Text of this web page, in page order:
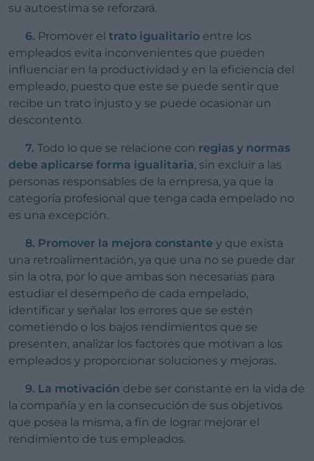
su autoestima se reforzará.
6. Promover el trato igualitario entre los
empleados evita inconvenientes que pueden
influenciar en la productividad y en la eficiencia del
empleado, puesto que este se puede sentir que
recibe un trato injusto y se puede ocasionar un
descontento.
7. Todo lo que se relacione con reglas y normas
debe aplicarse forma igualitaria, sin excluir a las
personas responsables de la empresa, ya que la
categoría profesional que tenga cada empelado no
es una excepción.
8. Promover la mejora constante y que exista
una retroalimentación, ya que una no se puede dar
sin la otra, por lo que ambas son necesarias para
estudiar el desempeño de cada empelado,
identificar y señalar los errores que se estén
cometiendo o los bajos rendimientos que se
presenten, analizar los factores que motivan a los
empleados y proporcionar soluciones y mejoras.
9. La motivación debe ser constante en la vida de
la compañía y en la consecución de sus objetivos
que posea la misma, a fin de lograr mejorar el
rendimiento de tus empleados.